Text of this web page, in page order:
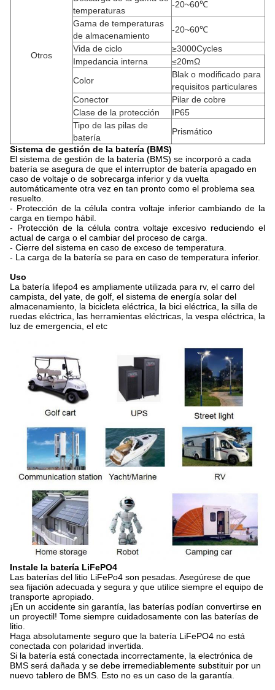
Otros
temperaturas
-20~60℃
Gama de temperaturas
de almacenamiento
-20~60℃
Vida de ciclo
≥3000Cycles
Impedancia interna
≤20mΩ
Color
Blak o modificado para
requisitos particulares
Conector
Pilar de cobre
Clase de la protección
IP65
Tipo de las pilas de
batería
Prismático
Sistema de gestión de la batería (BMS)
El sistema de gestión de la batería (BMS) se incorporó a cada
batería se asegura de que el interruptor de batería apagado en
caso de voltaje o de sobrecarga inferior y da vuelta
automáticamente otra vez en tan pronto como el problema sea
resuelto.
- Protección de la célula contra voltaje inferior cambiando de la
carga en tiempo hábil.
- Protección de la célula contra voltaje excesivo reduciendo el
actual de carga o el cambiar del proceso de carga.
- Cierre del sistema en caso de exceso de temperatura.
- La carga de la batería se para en caso de temperatura inferior.
Uso
La batería lifepo4 es ampliamente utilizada para rv, el carro del
campista, del yate, de golf, el sistema de energía solar del
almacenamiento, la bicicleta eléctrica, la bici eléctrica, la silla de
ruedas eléctrica, las herramientas eléctricas, la vespa eléctrica, la
luz de emergencia, el etc
Instale la batería LiFePO4
Las baterías del litio LiFePo4 son pesadas. Asegúrese de que
sea fijación adecuada y segura y que utilice siempre el equipo de
transporte apropiado.
¡En un accidente sin garantía, las baterías podían convertirse en
un proyectil! Tome siempre cuidadosamente con las baterías de
litio.
Haga absolutamente seguro que la batería LiFePO4 no está
conectada con polaridad invertida.
Si la batería está conectada incorrectamente, la electrónica de
BMS será dañada y se debe irremediablemente substituir por un
nuevo tablero de BMS. Esto no es un caso de la garantía.